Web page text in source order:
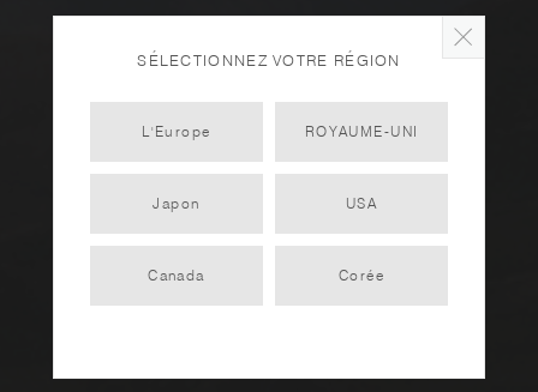
SÉLECTIONNEZ VOTRE RÉGION
L'Europe ROYAUME-UNI
Japon USA
Canada Corée